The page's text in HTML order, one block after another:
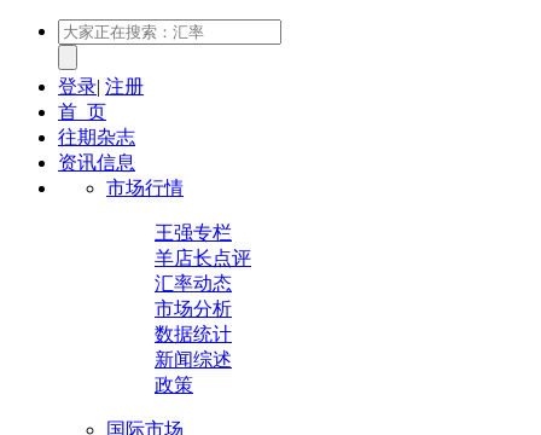
登录| 注册
首 页
往期杂志
资讯信息
市场行情
王强专栏
羊店长点评
汇率动态
市场分析
数据统计
新闻综述
政策
国际市场